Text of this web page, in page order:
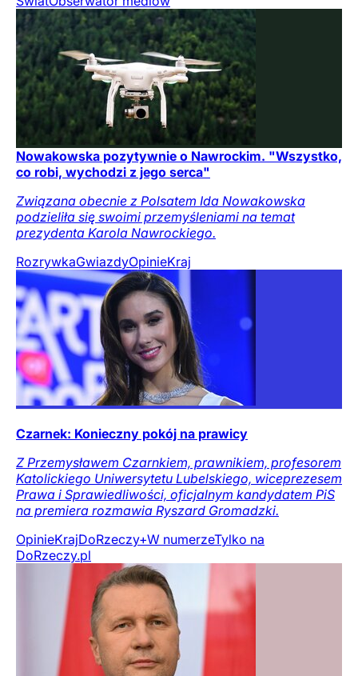
Nowakowska pozytywnie o Nawrockim. "Wszystko,
co robi, wychodzi z jego serca"
Związana obecnie z Polsatem Ida Nowakowska
podzieliła się swoimi przemyśleniami na temat
prezydenta Karola Nawrockiego.
RozrywkaGwiazdyOpinieKraj
Czarnek: Konieczny pokój na prawicy
Z Przemysławem Czarnkiem, prawnikiem, profesorem
Katolickiego Uniwersytetu Lubelskiego, wiceprezesem
Prawa i Sprawiedliwości, oficjalnym kandydatem PiS
na premiera rozmawia Ryszard Gromadzki.
OpinieKrajDoRzeczy+W numerzeTylko na
DoRzeczy.pl